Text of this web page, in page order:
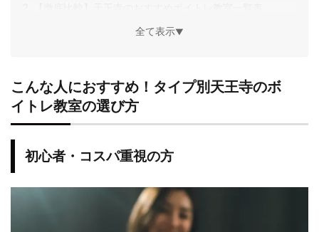
NAYUTAS（ナユタス）
椿音楽教室
オトノミチシルベ
ブラッシュボイス
カインドアイランド
うえはミュージックフォレスト
アクアハウスミュージック
ヤマハ大人の音楽レッスン（ボーカルコース）
全て表示▼
こんな人におすすめ！タイプ別天王寺のボ
イトレ教室の選び方
初心者・コスパ重視の方